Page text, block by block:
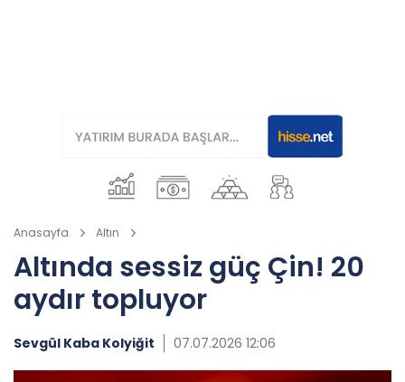
Anasayfa Altın
Altında sessiz güç Çin! 20
aydır topluyor
Sevgül Kaba Kolyiğit 07.07.2026 12:06